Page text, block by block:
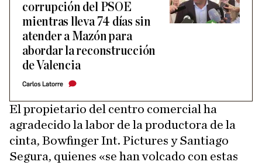
corrupción del PSOE
mientras lleva 74 días sin
atender a Mazón para
abordar la reconstrucción
de Valencia
Carlos Latorre
El propietario del centro comercial ha
agradecido la labor de la productora de la
cinta, Bowfinger Int. Pictures y Santiago
Segura, quienes «se han volcado con estas